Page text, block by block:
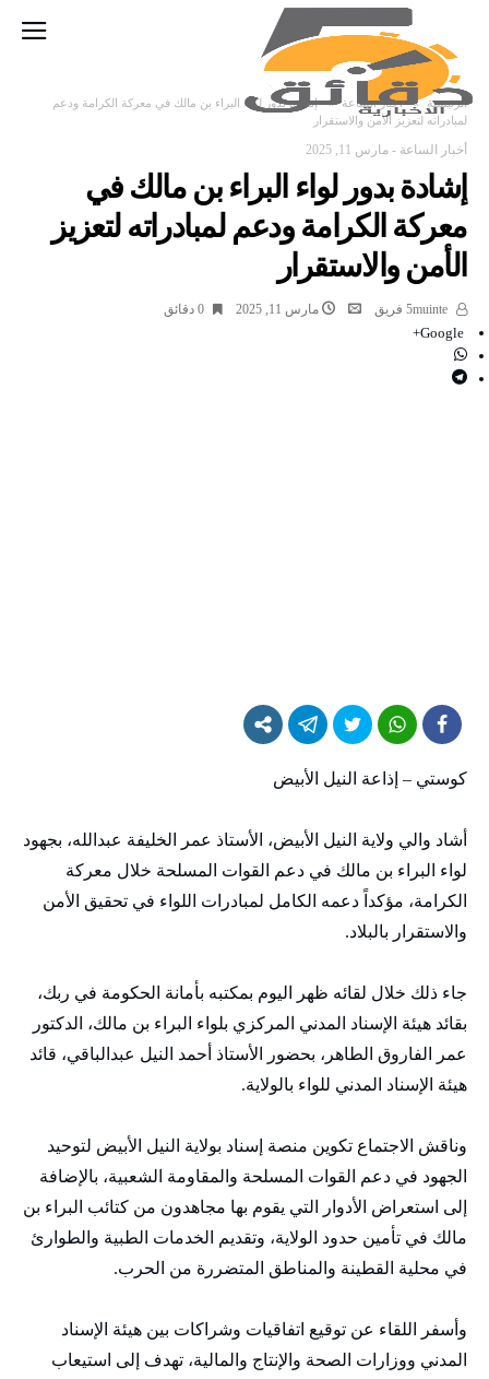
‫الرئيسية‬ أخبار الساعة
إشادة بدور لواء البراء بن مالك في معركة الكرامة ودعم
لمبادراته لتعزيز الأمن والاستقرار
أخبار الساعة - مارس 11, 2025
إشادة بدور لواء البراء بن مالك في
معركة الكرامة ودعم لمبادراته لتعزيز
الأمن والاستقرار
مارس 11, 2025 0 ‫دقائق‬
Google+
كوستي – إذاعة النيل الأبيض
أشاد والي ولاية النيل الأبيض، الأستاذ عمر الخليفة عبدالله، بجهود
لواء البراء بن مالك في دعم القوات المسلحة خلال معركة
الكرامة، مؤكداً دعمه الكامل لمبادرات اللواء في تحقيق الأمن
والاستقرار بالبلاد.
جاء ذلك خلال لقائه ظهر اليوم بمكتبه بأمانة الحكومة في ربك،
بقائد هيئة الإسناد المدني المركزي بلواء البراء بن مالك، الدكتور
عمر الفاروق الطاهر، بحضور الأستاذ أحمد النيل عبدالباقي، قائد
هيئة الإسناد المدني للواء بالولاية.
وناقش الاجتماع تكوين منصة إسناد بولاية النيل الأبيض لتوحيد
الجهود في دعم القوات المسلحة والمقاومة الشعبية، بالإضافة
إلى استعراض الأدوار التي يقوم بها مجاهدون من كتائب البراء بن
مالك في تأمين حدود الولاية، وتقديم الخدمات الطبية والطوارئ
في محلية القطينة والمناطق المتضررة من الحرب.
وأسفر اللقاء عن توقيع اتفاقيات وشراكات بين هيئة الإسناد
المدني ووزارات الصحة والإنتاج والمالية، تهدف إلى استيعاب